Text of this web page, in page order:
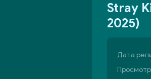
Stray
2025)
Дата